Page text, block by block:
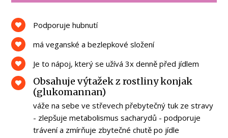
Podporuje hubnutí
má veganské a bezlepkové složení
Je to nápoj, který se užívá 3x denně před jídlem
Obsahuje výtažek z rostliny konjak
(glukomannan)
váže na sebe ve střevech přebytečný tuk ze stravy
- zlepšuje metabolismus sacharydů - podporuje
trávení a zmírňuje zbytečné chutě po jídle